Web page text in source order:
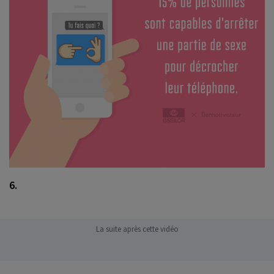
6.
La suite après cette vidéo